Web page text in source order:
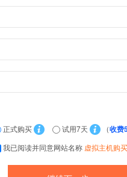
正式购买 试用7天 （收费
我已阅读并同意网站名称 虚拟主机购